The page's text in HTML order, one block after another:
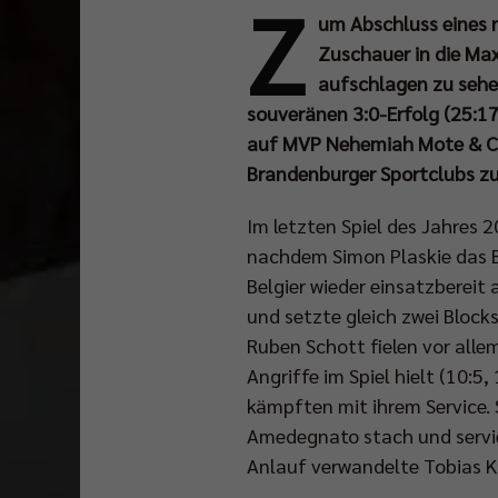
Z um Abschluss
Zuschauer in die
aufschlagen zu
souveränen 3:0-Erfolg
auf MVP Nehemiah Mote &
Brandenburger Sportclubs
Im letzten Spiel des Jahres
nachdem Simon Plaskie
Belgier wieder einsatzbereit
und setzte gleich zwei
Ruben Schott fielen vor
Angriffe im Spiel hielt (10:5,
kämpften mit ihrem
Amedegnato stach und
Anlauf verwandelte Tobias